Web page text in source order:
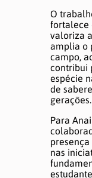
O
fortalece
valoriza
amplia o
campo,
contribui
espécie
de
gerações.
Para
nas